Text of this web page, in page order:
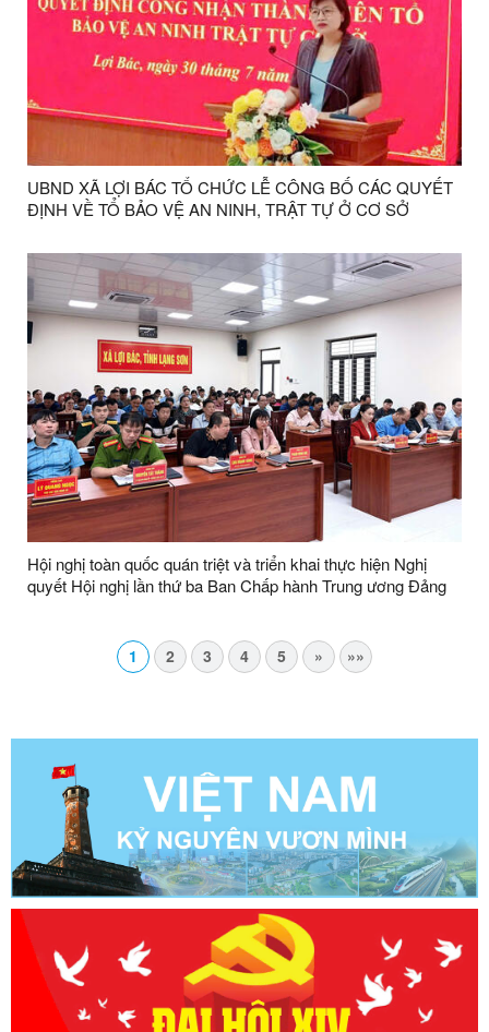
UBND XÃ LỢI BÁC TỔ CHỨC LỄ CÔNG BỐ CÁC QUYẾT
ĐỊNH VỀ TỔ BẢO VỆ AN NINH, TRẬT TỰ Ở CƠ SỞ
Hội nghị toàn quốc quán triệt và triển khai thực hiện Nghị
quyết Hội nghị lần thứ ba Ban Chấp hành Trung ương Đảng
1 2 3 4 5 » »»